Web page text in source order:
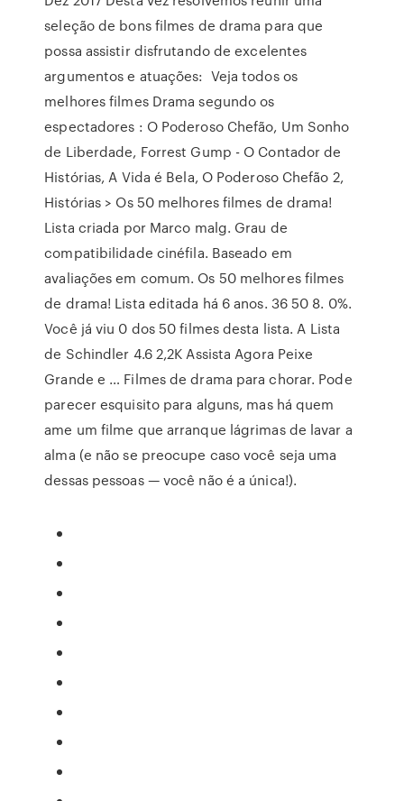
seleção de bons filmes de drama para que
possa assistir disfrutando de excelentes
argumentos e atuações: Veja todos os
melhores filmes Drama segundo os
espectadores : O Poderoso Chefão, Um Sonho
de Liberdade, Forrest Gump - O Contador de
Histórias, A Vida é Bela, O Poderoso Chefão 2,
Histórias > Os 50 melhores filmes de drama!
Lista criada por Marco malg. Grau de
compatibilidade cinéfila. Baseado em
avaliações em comum. Os 50 melhores filmes
de drama! Lista editada há 6 anos. 36 50 8. 0%.
Você já viu 0 dos 50 filmes desta lista. A Lista
de Schindler 4.6 2,2K Assista Agora Peixe
Grande e … Filmes de drama para chorar. Pode
parecer esquisito para alguns, mas há quem
ame um filme que arranque lágrimas de lavar a
alma (e não se preocupe caso você seja uma
dessas pessoas — você não é a única!).